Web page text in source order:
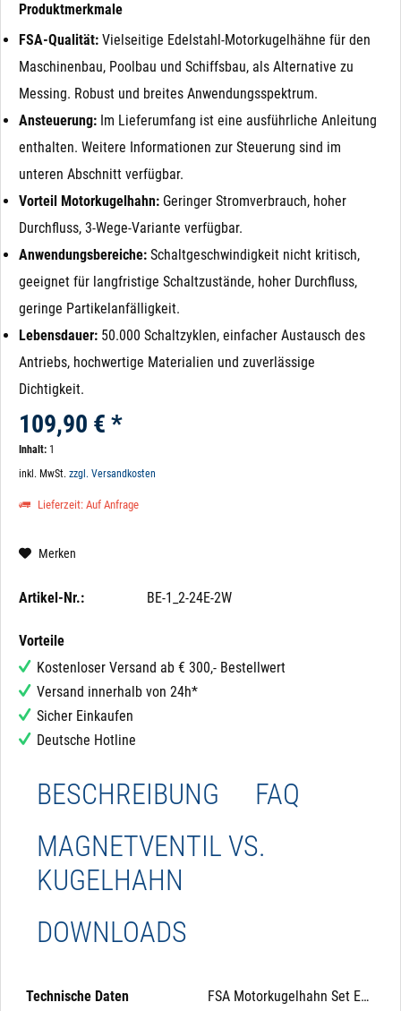
Produktmerkmale
FSA-Qualität: Vielseitige Edelstahl-Motorkugelhähne für den
Maschinenbau, Poolbau und Schiffsbau, als Alternative zu
Messing. Robust und breites Anwendungsspektrum.
Ansteuerung: Im Lieferumfang ist eine ausführliche Anleitung
enthalten. Weitere Informationen zur Steuerung sind im
unteren Abschnitt verfügbar.
Vorteil Motorkugelhahn: Geringer Stromverbrauch, hoher
Durchfluss, 3-Wege-Variante verfügbar.
Anwendungsbereiche: Schaltgeschwindigkeit nicht kritisch,
geeignet für langfristige Schaltzustände, hoher Durchfluss,
geringe Partikelanfälligkeit.
Lebensdauer: 50.000 Schaltzyklen, einfacher Austausch des
Antriebs, hochwertige Materialien und zuverlässige
Dichtigkeit.
109,90 € *
Inhalt: 1
inkl. MwSt. zzgl. Versandkosten
Lieferzeit: Auf Anfrage
Merken
Artikel-Nr.: BE-1_2-24E-2W
Vorteile
Kostenloser Versand ab € 300,- Bestellwert
Versand innerhalb von 24h*
Sicher Einkaufen
Deutsche Hotline
BESCHREIBUNG
FAQ
MAGNETVENTIL VS.
KUGELHAHN
DOWNLOADS
Technische Daten FSA Motorkugelhahn Set Edelstahl 304 1/2" 24V DC Auf-/Zu Mutter Edelstahl